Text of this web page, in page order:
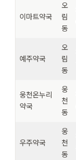
이마트약국
오
림
동
예주약국
오
림
동
웅천온누리
약국
웅
천
동
우주약국
웅
천
동